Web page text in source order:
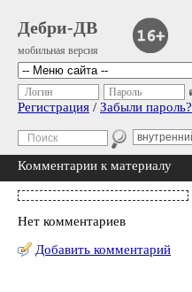
Дебри-ДВ
мобильная версия
Логин Пароль
Регистрация / Забыли пароль?
Комментарии к материалу
Нет комментариев
Добавить комментарий